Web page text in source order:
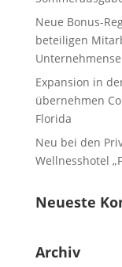
Neue Bonus-
beteiligen
Expansion in
übernehmen
Florida
Neu bei den
Wellnesshotel
Neueste
Archiv